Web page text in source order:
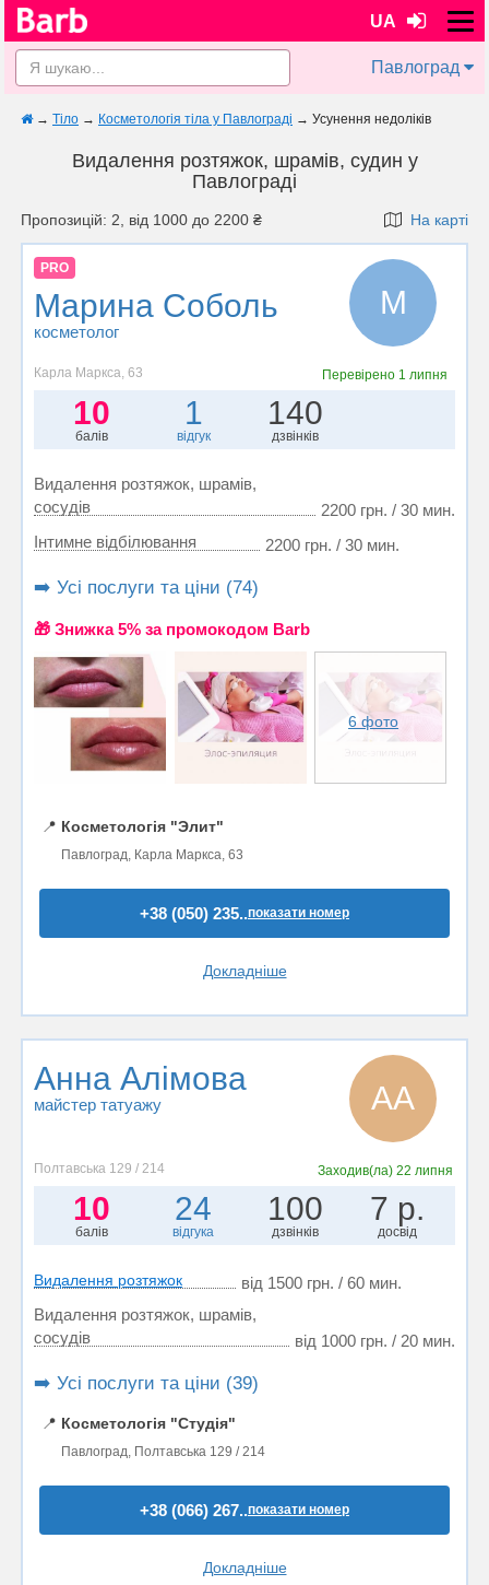
UA
Павлоград
→ Тіло → Косметологія тіла у Павлограді → Усунення недоліків
Видалення розтяжок, шрамів, судин у
Павлограді
Пропозицій: 2, від 1000 до 2200 ₴ На карті
PRO
Марина Соболь
косметолог
М
Карла Маркса, 63 Перевірено 1 липня
10
балів
1
відгук
140
дзвінків
Видалення розтяжок, шрамів,
сосудів
2200 грн. / 30 мин.
Інтимне відбілювання
2200 грн. / 30 мин.
➡️ Усі послуги та ціни (74)
🎁 Знижка 5% за промокодом Barb
6 фото
📍 Косметологія "Элит"
Павлоград, Карла Маркса, 63
+38 (050) 235..показати номер
Докладніше
Анна Алімова
майстер татуажу АА
Полтавська 129 / 214 Заходив(ла) 22 липня
10
балів
24
відгука
100
дзвінків
7 р.
досвід
Видалення розтяжок
від 1500 грн. / 60 мин.
Видалення розтяжок, шрамів,
сосудів
від 1000 грн. / 20 мин.
➡️ Усі послуги та ціни (39)
📍 Косметологія "Студія"
Павлоград, Полтавська 129 / 214
+38 (066) 267..показати номер
Докладніше